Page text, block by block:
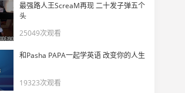
Jimpphat：在主机上贴个MOUZ，希望能带来好运
MOUZ淘汰fnatic siuhy：blameF, HELLO？
最强路人王ScreaM再现 二十发子弹五个
头
25049次观看
和Pasha PAPA一起学英语 改变你的人生
19323次观看